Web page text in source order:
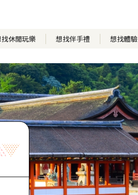
休閒玩樂 想找伴手禮 想找體驗